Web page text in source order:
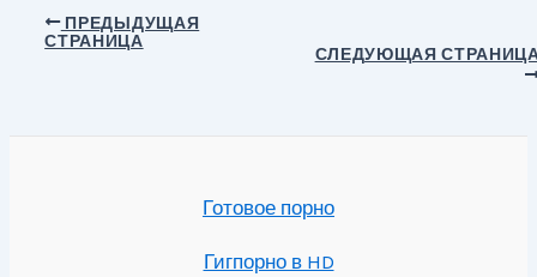
Навигация
ПРЕДЫДУЩАЯ
СТРАНИЦА
СЛЕДУЮЩАЯ
Готовое порно
Гигпорно в HD